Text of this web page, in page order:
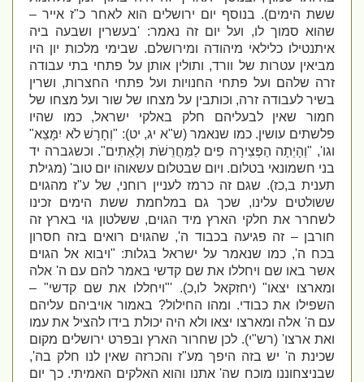
ששת הימים). בנוסף יום ירושלים הוא לאחר כ"ז אייר –
שהוא סמוך לו, ועל יום זה נאמר: 'בעשרין‏ ושבעה ביה
איתנטילו כלילאי מיהודה ומירושלם. שבימי מלכות יון היו
מביאין עטרות של וורד, ותולין אותן על פתחי בתי עבודה
זרה שלהם ועל פתחי החנויות ועל פתחי החצרות, ושרין
בשיר לעבודה זרה, וכותבין על מצחו של שור ועל מצחו של
חמור שאין לבעליהם חלק באלקי ישראל, כמו שהיו
פלשתים עושין. כמו שנאמר (ש"א יג, יט): "וְחָרָשׁ לֹא יִמָּצֵא"
וגו', "וְהָיְתָה הַפְּצִירָה פִים לַמַּחֲרֵשֹׁת וְלָאֵתִים". וכשגברה יד
בני חשמונאי בטלום. ויום שבטלום עשאוהו יום טוב' (מגילת
תענית ב,כז). שגם זה כרמז לעניין רוחני, של ע"ז מהגוים
ששולטים עלינו, שכך גם במלחמת ששת הימים זכינו
לשחרר את חלקי הארץ מיד הגוים, ששלטון גוי בארץ זה
חורבן – זה פגיעה בכבוד ה', שהגוים רואים בזה חסרון
בכח ה', כמו שנאמר על ישראל בגלות: "ויבוא אל הגוים
אשר באו שם ויחללו את שם קדשי באמר להם עם ה' אלה
ומארצו יצאו" (יחזקאל לו,כ). '"ויחללו את שם קדשי" –
השפילו את כבודי. ומהו החילול? באמור אויביהם עליהם
עם ה' אלה ומארצו יצאו ולא היה יכולת בידו להציל את עמו
ואת ארצו' (רש"י). לכן שחרור הארץ ובפרט ירושלים מקום
שכינת ה' יש בזה היפך מע"ז והכרזה שאין לנו חלק בה',
שבניצחוננו מוכח שה' אתנו והוא האלקים האמיתי. כך יום